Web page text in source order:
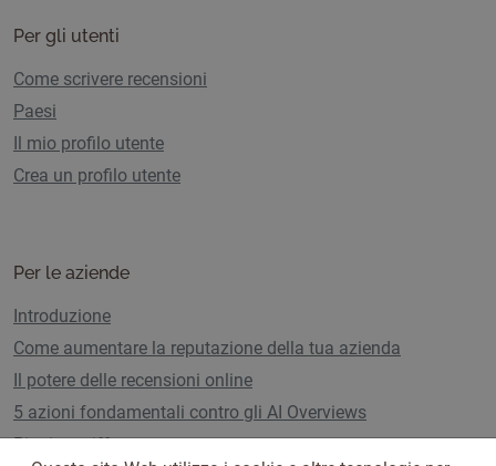
Per gli utenti
Come scrivere recensioni
Paesi
Il mio profilo utente
Crea un profilo utente
Per le aziende
Introduzione
Come aumentare la reputazione della tua azienda
Il potere delle recensioni online
5 azioni fondamentali contro gli AI Overviews
Piani e tariffe